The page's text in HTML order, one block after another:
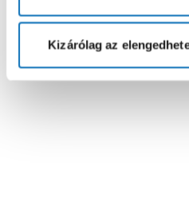
Kizárólag az